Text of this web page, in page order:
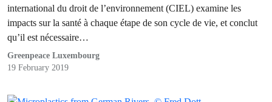
international du droit de l’environnement (CIEL) examine les
impacts sur la santé à chaque étape de son cycle de vie, et conclut
qu’il est nécessaire…
Greenpeace Luxembourg
19 February 2019